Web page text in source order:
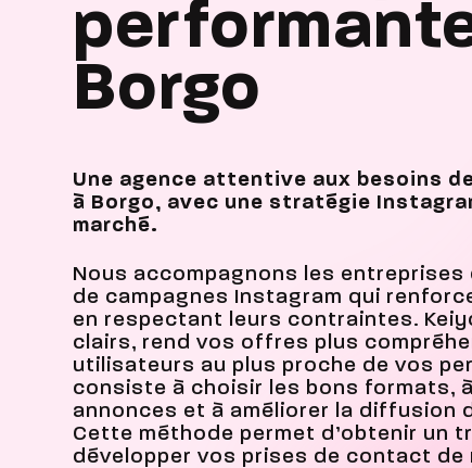
Borgo
Une agence attentive aux besoins
à Borgo, avec une stratégie
marché.
Nous accompagnons les entreprises
de campagnes Instagram qui
en respectant leurs contraintes.
clairs, rend vos offres plus
utilisateurs au plus proche de vos
consiste à choisir les bons formats,
annonces et à améliorer la diffusion
Cette méthode permet d’obtenir un
développer vos prises de contact de